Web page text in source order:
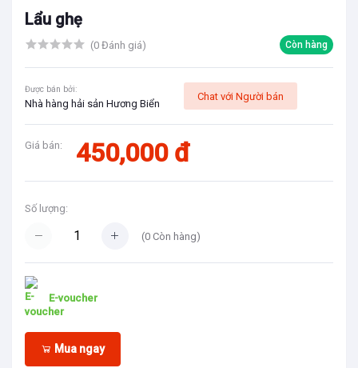
Lẩu ghẹ
(0 Đánh giá) Còn hàng
Được bán bởi:
Nhà hàng hải sản Hương Biển
Chat với Người bán
Giá bán: 450,000 đ
Số lượng:
(0 Còn hàng)
E-voucher
Mua ngay